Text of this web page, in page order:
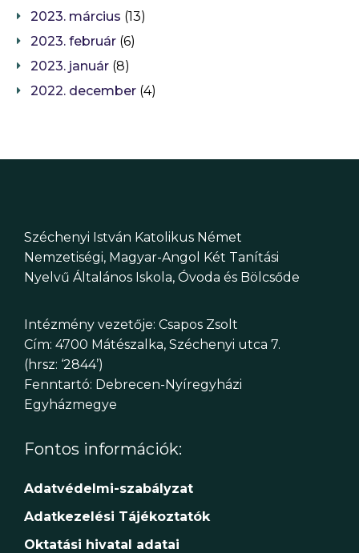
2023. március (13)
2023. február (6)
2023. január (8)
2022. december (4)
Széchenyi István Katolikus Német
Nemzetiségi, Magyar-Angol Két Tanítási
Nyelvű Általános Iskola, Óvoda és Bölcsőde
Intézmény vezetője: Csapos Zsolt
Cím: 4700 Mátészalka, Széchenyi utca 7.
(hrsz: ‘2844’)
Fenntartó: Debrecen-Nyíregyházi
Egyházmegye
Fontos információk:
Adatvédelmi-szabályzat
Adatkezelési Tájékoztatók
Oktatási hivatal adatai